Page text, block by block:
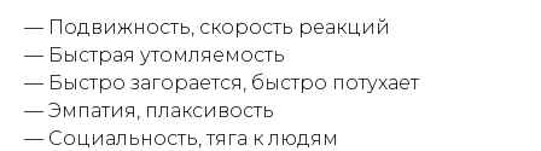
— Подвижность, скорость реакций
— Быстрая утомляемость
— Быстро загорается, быстро потухает
— Эмпатия, плаксивость
— Социальность, тяга к людям